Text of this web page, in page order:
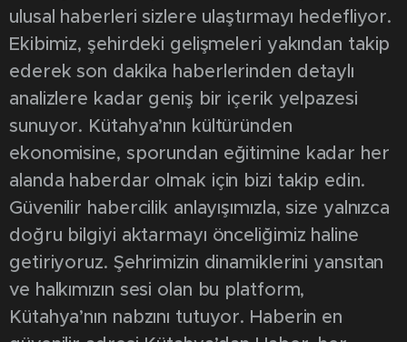
ulusal haberleri sizlere ulaştırmayı hedefliyor.
Ekibimiz, şehirdeki gelişmeleri yakından takip
ederek son dakika haberlerinden detaylı
analizlere kadar geniş bir içerik yelpazesi
sunuyor. Kütahya’nın kültüründen
ekonomisine, sporundan eğitimine kadar her
alanda haberdar olmak için bizi takip edin.
Güvenilir habercilik anlayışımızla, size yalnızca
doğru bilgiyi aktarmayı önceliğimiz haline
getiriyoruz. Şehrimizin dinamiklerini yansıtan
ve halkımızın sesi olan bu platform,
Kütahya’nın nabzını tutuyor. Haberin en